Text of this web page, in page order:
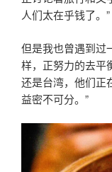
人们太在乎钱了。”
但是我也曾遇到过
样，正努力的去平
还是台湾，他们正
益密不可分。”